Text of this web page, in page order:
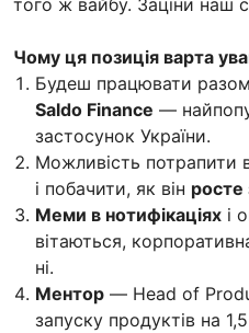
того ж вайбу. Заціни наш
Чому ця позиція варта
Будеш працювати
Saldo Finance —
застосунок України.
Можливість потрапити
і побачити, як він росте
Меми в нотифікаціях і
вітаються,
ні.
Ментор — Head of
запуску продуктів на